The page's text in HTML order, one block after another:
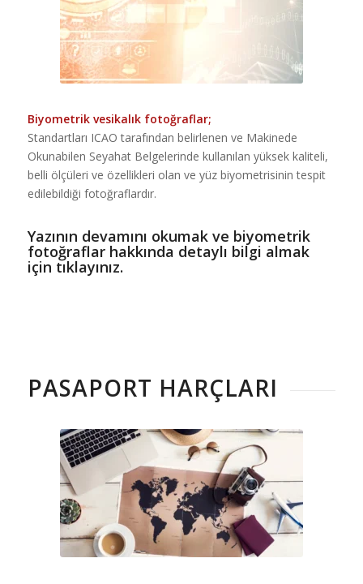
Biyometrik vesikalık fotoğraflar;
Standartları ICAO tarafından belirlenen ve Makinede
Okunabilen Seyahat Belgelerinde kullanılan yüksek kaliteli,
belli ölçüleri ve özellikleri olan ve yüz biyometrisinin tespit
edilebildiği fotoğraflardır.
Yazının devamını okumak ve biyometrik
fotoğraflar hakkında detaylı bilgi almak
için tıklayınız.
PASAPORT HARÇLARI